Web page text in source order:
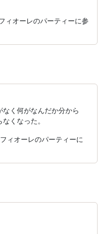
ィオーレのパーティーに参
く何がなんだか分から
くなった。
ィオーレのパーティーに